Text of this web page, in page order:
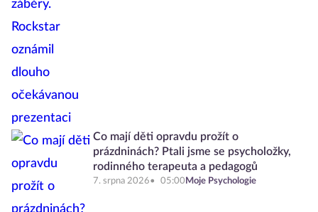
Co mají děti opravdu prožít o
prázdninách? Ptali jsme se psycholožky,
rodinného terapeuta a pedagogů
7. srpna 2026 05:00 Moje Psychologie